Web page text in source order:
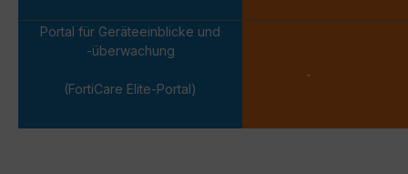
Portal für Geräteeinblicke und
-überwachung
(FortiCare Elite-Portal)
-